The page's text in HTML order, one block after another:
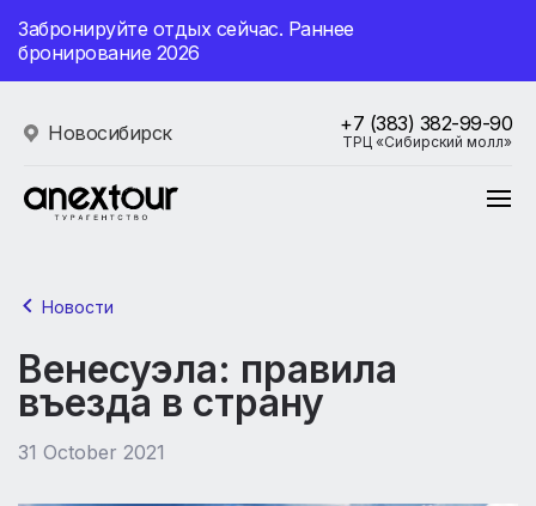
Забронируйте отдых сейчас. Раннее
бронирование 2026
Новосибирск +7 (383) 382-99-90
ТРЦ «Сибирский молл»
Новости
Венесуэла: правила
въезда в страну
31 October 2021